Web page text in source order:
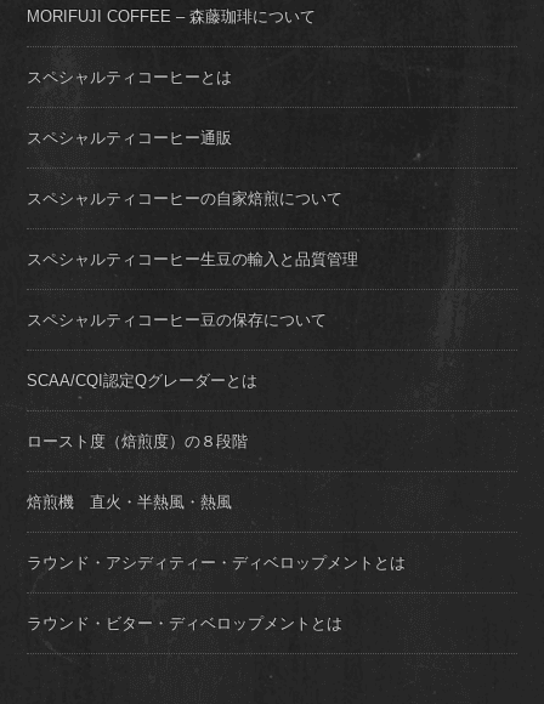
MORIFUJI COFFEE – 森藤珈琲について
スペシャルティコーヒーとは
スペシャルティコーヒー通販
スペシャルティコーヒーの自家焙煎について
スペシャルティコーヒー生豆の輸入と品質管理
スペシャルティコーヒー豆の保存について
SCAA/CQI認定Qグレーダーとは
ロースト度（焙煎度）の８段階
焙煎機 直火・半熱風・熱風
ラウンド・アシディティー・ディベロップメントとは
ラウンド・ビター・ディベロップメントとは